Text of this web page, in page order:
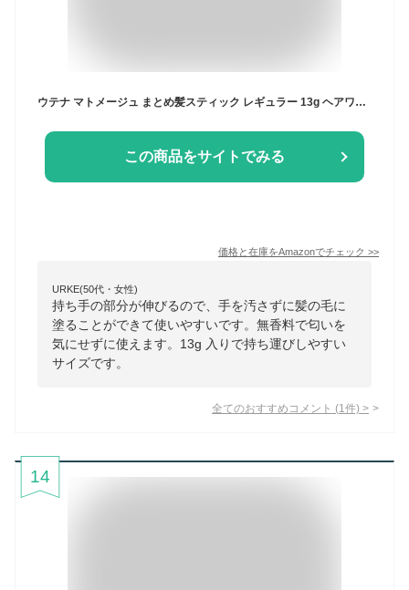
ウテナ マトメージュ まとめ髪スティック レギュラー 13g ヘアワックス
この商品をサイトでみる
価格と在庫をAmazonでチェック >>
URKE(50代・女性)
持ち手の部分が伸びるので、手を汚さずに髪の毛に
塗ることができて使いやすいです。無香料で匂いを
気にせずに使えます。13g 入りで持ち運びしやすい
サイズです。
全てのおすすめコメント (1 件) >
14